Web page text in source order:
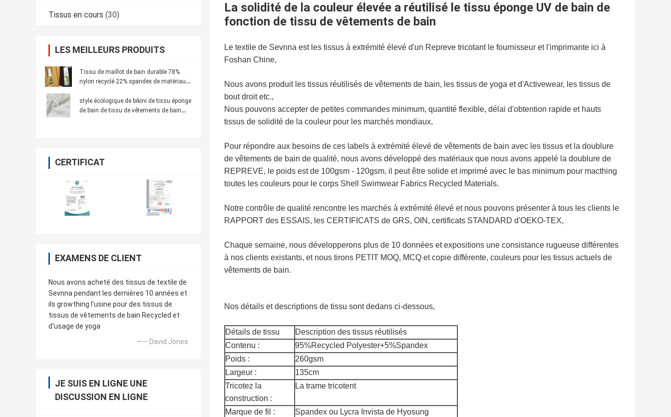
Tissus en cours (30)
LES MEILLEURS PRODUITS
Tissu de maillot de bain durable 78%
nylon recyclé 22% spandex de matériaux
style écologique de bikini de tissu éponge
de bain de tissu de vêtements de bain
CERTIFICAT
EXAMENS DE CLIENT
Nous avons acheté des tissus de textile de
Sevnna pendant les dernières 10 années et
ils growthing l'usine pour des tissus de
tissus de vêtements de bain Recycled et
d'usage de yoga
—— David Jones
JE SUIS EN LIGNE UNE
DISCUSSION EN LIGNE
La solidité de la couleur élevée a réutilisé le tissu éponge UV de bain de
fonction de tissu de vêtements de bain
Le textile de Sevnna est les tissus à extrémité élevé d'un Repreve tricotant le fournisseur et l'imprimante ici à
Foshan Chine,
Nous avons produit les tissus réutilisés de vêtements de bain, les tissus de yoga et d'Activewear, les tissus de
bout droit etc.,
Nous pouvons accepter de petites commandes minimum, quantité flexible, délai d'obtention rapide et hauts
tissus de solidité de la couleur pour les marchés mondiaux,
Pour répondre aux besoins de ces labels à extrémité élevé de vêtements de bain avec les tissus et la doublure
de vêtements de bain de qualité, nous avons développé des matériaux que nous avons appelé la doublure de
REPREVE, le poids est de 100gsm - 120gsm, il peut être solide et imprimé avec le bas minimum pour macthing
toutes les couleurs pour le corps Shell Swimwear Fabrics Recycled Materials.
Notre contrôle de qualité rencontre les marchés à extrémité élevé et nous pouvons présenter à tous les clients le
RAPPORT des ESSAIS, les CERTIFICATS de GRS, OIN, certificats STANDARD d'OEKO-TEX,
Chaque semaine, nous développerons plus de 10 données et expositions une consistance rugueuse différentes
à nos clients existants, et nous tirons PETIT MOQ, MCQ et copie différente, couleurs pour les tissus actuels de
vêtements de bain.
Nos détails et descriptions de tissu sont dedans ci-dessous,
Détails de tissu
Description des tissus réutilisés
Contenu :
95%Recycled Polyester+5%Spandex
Poids :
260gsm
Largeur :
135cm
Tricotez la
construction :
La trame tricotent
Marque de fil :
Spandex ou Lycra Invista de Hyosung